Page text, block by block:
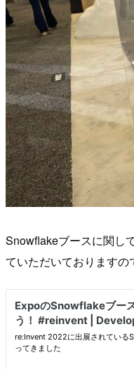
Snowflakeブースに関し
ていただいておりますの